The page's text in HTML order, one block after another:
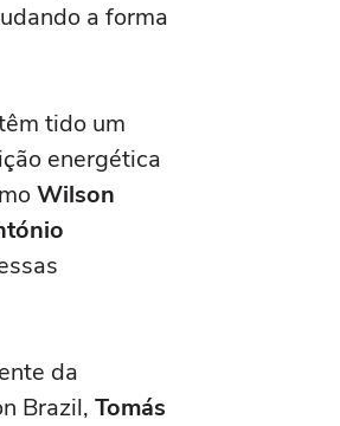
a forma
tido um
energética
Wilson
da
Brazil, Tomás